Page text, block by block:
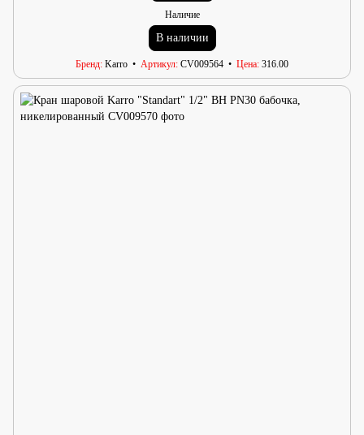
Наличие
В наличии
Бренд Karro Артикул CV009564 Цена 316.00